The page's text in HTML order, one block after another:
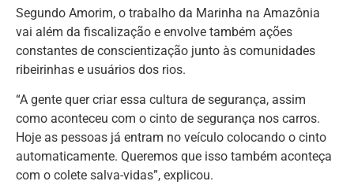
Segundo Amorim, o trabalho da Marinha na Amazônia
vai além da fiscalização e envolve também ações
constantes de conscientização junto às comunidades
ribeirinhas e usuários dos rios.
“A gente quer criar essa cultura de segurança, assim
como aconteceu com o cinto de segurança nos carros.
Hoje as pessoas já entram no veículo colocando o cinto
automaticamente. Queremos que isso também aconteça
com o colete salva-vidas”, explicou.